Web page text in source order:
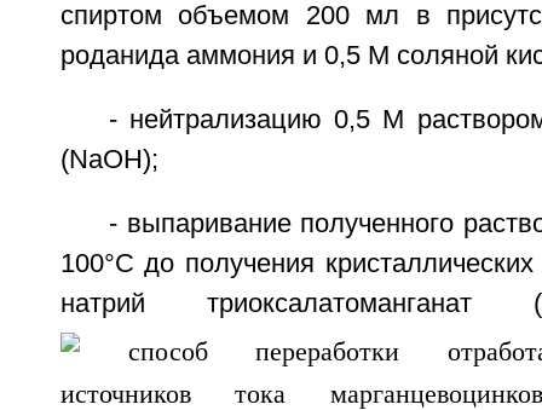
спиртом объемом 200 мл в
роданида аммония и 0,5 М соляной
- нейтрализацию 0,5 М
(NaOH);
- выпаривание полученного
100°С до получения
натрий